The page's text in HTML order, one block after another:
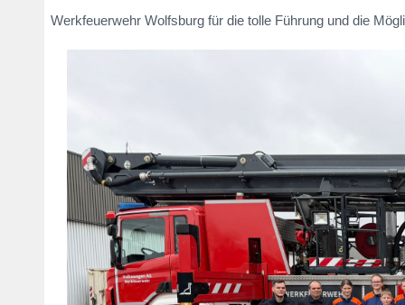
Werkfeuerwehr Wolfsburg für die tolle Führung und die